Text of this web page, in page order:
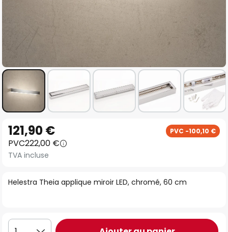
to
the
beginning
the
Helestra Theia applique miroir LED, chromé, 60 cm
121,90 € PVC -100,10 €
PVC222,00 €
TVA incluse